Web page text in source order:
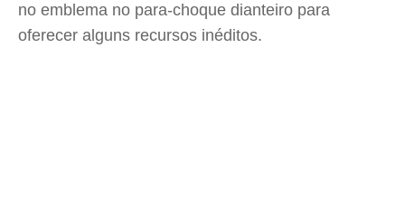
no emblema no para-choque dianteiro para
oferecer alguns recursos inéditos.